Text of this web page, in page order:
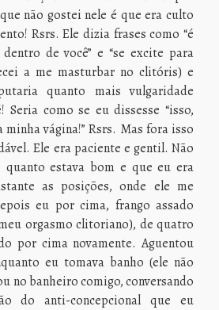
não gostei nele é que era culto
Rsrs. Ele dizia frases como “é
de você” e “se excite para
a me masturbar no clitóris) e
quanto mais vulgaridade
Seria como se eu dissesse “isso,
minha vágina!” Rsrs. Mas fora isso
Ele era paciente e gentil. Não
estava bom e que eu era
as posições, onde ele me
eu por cima, frango assado
orgasmo clitoriano), de quatro
por cima novamente. Aguentou
eu tomava banho (ele não
no banheiro comigo, conversando
do anti-concepcional que eu